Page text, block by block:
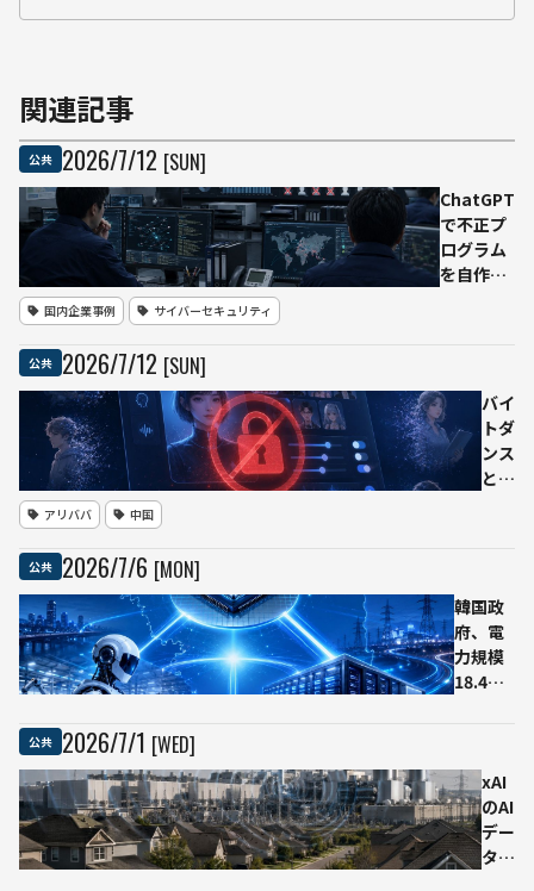
関連記事
公共 2026/7/12 [SUN]
ChatGPT
で不正プ
ログラム
を自作
6812アカ
ウントを
無断退
会、高1
男子を再
国内企業事例 サイバーセキュリティ
公共 2026/7/12 [SUN]
バイ
トダ
ンス
とア
し方
を設
定で
きる
ト機
能を
相次
ぎ終
アリババ 中国
公共 2026/7/6 [MON]
韓国政
府、電
力規模
18.4GW
整備
へ 半
導体・
フィジ
公共 2026/7/1 [WED]
xAI
のAI
デー
タセ